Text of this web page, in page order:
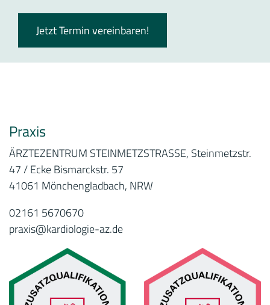
Jetzt Termin vereinbaren!
Praxis
ÄRZTEZENTRUM STEINMETZSTRASSE, Steinmetzstr.
47 / Ecke Bismarckstr. 57
41061 Mönchengladbach, NRW
02161 5670670
praxis@kardiologie-az.de